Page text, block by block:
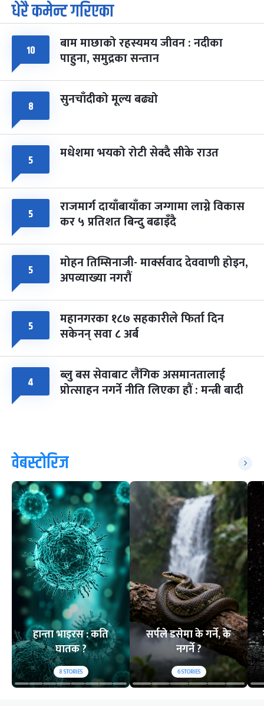
७
आइत
पूर्णिमा व्रत
चैत्र ७, २०८३-Mar 21, 2027
८ फागुपूर्णिमा
चैत्र ८, २०८३-Mar 22, 2027
७ महिना बाँकी
धेरै कमेन्ट गरिएका
१० बाम माछाको रहस्यमय जीवन : नदीका
पाहुना, समुद्रका सन्तान
८ सुनचाँदीको मूल्य बढ्यो
५ मधेशमा भयको रोटी सेक्दै सीके राउत
५ राजमार्ग दायाँबायाँका जग्गामा लाग्ने विकास
कर ५ प्रतिशत बिन्दु बढाइँदै
५ मोहन तिम्सिनाजी- मार्क्सवाद देववाणी होइन,
अपव्याख्या नगरौं
५ महानगरका १८७ सहकारीले फिर्ता दिन
सकेनन् सवा ८ अर्ब
४ ब्लु बस सेवाबाट लैंगिक असमानतालाई
प्रोत्साहन नगर्ने नीति लिएका हौं : मन्त्री बादी
वेबस्टोरिज
हान्ता भाइरस : कति
घातक ?
8STORIES
सर्पले डसेमा के गर्ने, के
नगर्ने ?
6STORIES